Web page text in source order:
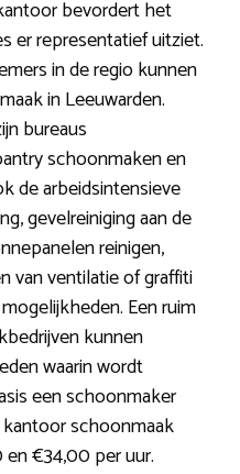
bevordert het
er representatief uitziet.
in de regio kunnen
in Leeuwarden.
bureaus
schoonmaken en
de arbeidsintensieve
gevelreiniging aan de
reinigen,
van ventilatie of graffiti
Een ruim
kunnen
waarin wordt
een schoonmaker
schoonmaak
€34,00 per uur.